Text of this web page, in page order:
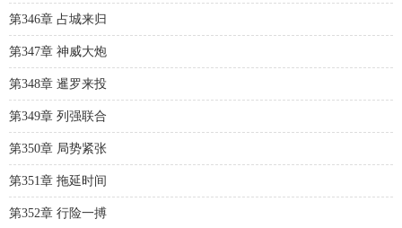
第346章 占城来归
第347章 神威大炮
第348章 暹罗来投
第349章 列强联合
第350章 局势紧张
第351章 拖延时间
第352章 行险一搏